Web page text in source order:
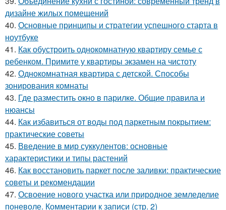
дизайне жилых помещений
40. Основные принципы и стратегии успешного старта в
ноутбуке
41. Как обустроить однокомнатную квартиру семье с
ребенком. Примите у квартиры экзамен на чистоту
42. Однокомнатная квартира с детской. Способы
зонирования комнаты
43. Где разместить окно в парилке. Общие правила и
нюансы
44. Как избавиться от воды под паркетным покрытием:
практические советы
45. Введение в мир суккулентов: основные
характеристики и типы растений
46. Как восстановить паркет после заливки: практические
советы и рекомендации
47. Освоение нового участка или природное земледелие
поневоле. Комментарии к записи (стр. 2)